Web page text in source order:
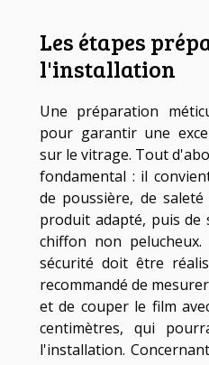
Les étapes
l'installation
Une préparation
pour garantir une
sur le vitrage. Tout
fondamental : il
de poussière, de
produit adapté, puis de
chiffon non
sécurité doit être
recommandé de
et de couper le film
centimètres, qui
l'installation.